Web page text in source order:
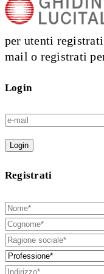
per utenti
mail o registrati
Login
Login
Registrati